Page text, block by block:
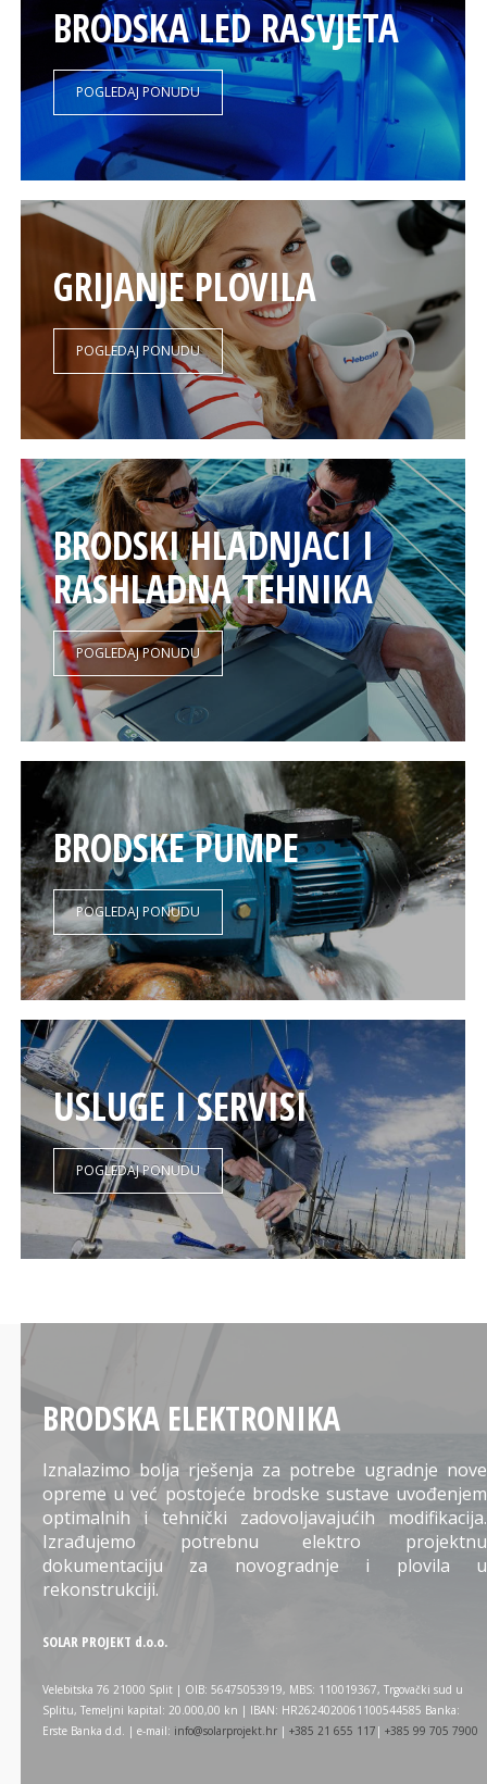
BRODSKA LED RASVJETA
POGLEDAJ PONUDU
GRIJANJE PLOVILA
POGLEDAJ PONUDU
BRODSKI HLADNJACI I
RASHLADNA TEHNIKA
POGLEDAJ PONUDU
BRODSKE PUMPE
POGLEDAJ PONUDU
USLUGE I SERVISI
POGLEDAJ PONUDU
BRODSKA ELEKTRONIKA
Iznalazimo bolja rješenja za potrebe ugradnje nove
opreme u već postojeće brodske sustave uvođenjem
optimalnih i tehnički zadovoljavajućih modifikacija.
Izrađujemo potrebnu elektro projektnu
dokumentaciju za novogradnje i plovila u
rekonstrukciji.
SOLAR PROJEKT d.o.o.
Velebitska 76 21000 Split | OIB: 56475053919, MBS: 110019367, Trgovački sud u
Splitu, Temeljni kapital: 20.000,00 kn | IBAN: HR2624020061100544585 Banka:
Erste Banka d.d. | e-mail: info@solarprojekt.hr | +385 21 655 117 | +385 99 705 7900